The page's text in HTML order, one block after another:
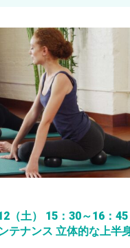
（土） 15：30～16：
テナンス 立体的な上半